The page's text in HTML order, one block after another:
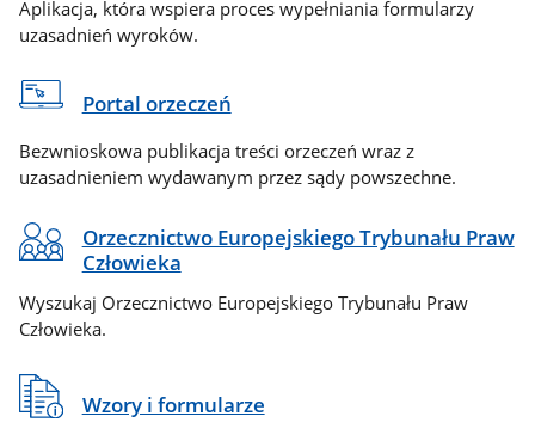
Aplikacja, która wspiera proces wypełniania formularzy
uzasadnień wyroków.
Portal orzeczeń
Bezwnioskowa publikacja treści orzeczeń wraz z
uzasadnieniem wydawanym przez sądy powszechne.
Orzecznictwo Europejskiego Trybunału Praw
Człowieka
Wyszukaj Orzecznictwo Europejskiego Trybunału Praw
Człowieka.
Wzory i formularze